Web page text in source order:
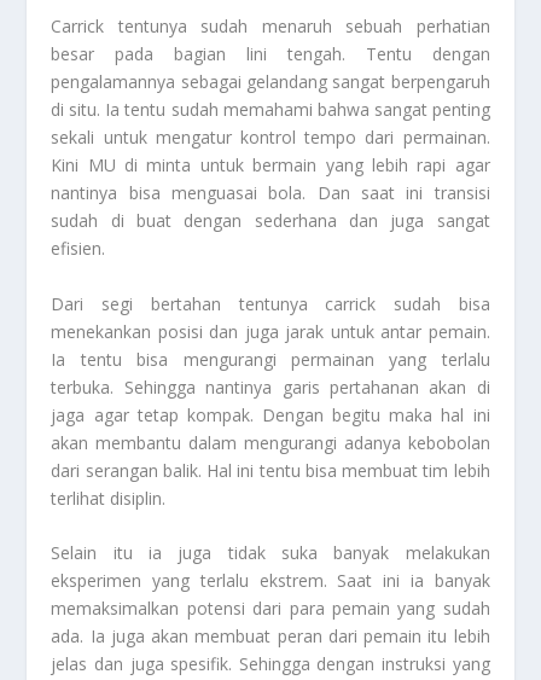
Carrick tentunya sudah menaruh sebuah perhatian
besar pada bagian lini tengah. Tentu dengan
pengalamannya sebagai gelandang sangat berpengaruh
di situ. Ia tentu sudah memahami bahwa sangat penting
sekali untuk mengatur kontrol tempo dari permainan.
Kini MU di minta untuk bermain yang lebih rapi agar
nantinya bisa menguasai bola. Dan saat ini transisi
sudah di buat dengan sederhana dan juga sangat
efisien.
Dari segi bertahan tentunya carrick sudah bisa
menekankan posisi dan juga jarak untuk antar pemain.
Ia tentu bisa mengurangi permainan yang terlalu
terbuka. Sehingga nantinya garis pertahanan akan di
jaga agar tetap kompak. Dengan begitu maka hal ini
akan membantu dalam mengurangi adanya kebobolan
dari serangan balik. Hal ini tentu bisa membuat tim lebih
terlihat disiplin.
Selain itu ia juga tidak suka banyak melakukan
eksperimen yang terlalu ekstrem. Saat ini ia banyak
memaksimalkan potensi dari para pemain yang sudah
ada. Ia juga akan membuat peran dari pemain itu lebih
jelas dan juga spesifik. Sehingga dengan instruksi yang